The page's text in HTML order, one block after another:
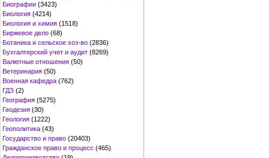
Биографии (3423)
Биология (4214)
Биология и химия (1518)
Биржевое дело (68)
Ботаника и сельское хоз-во (2836)
Бухгалтерский учет и аудит (8269)
Валютные отношения (50)
Ветеринария (50)
Военная кафедра (762)
ГДЗ (2)
География (5275)
Геодезия (30)
Геология (1222)
Геополитика (43)
Государство и право (20403)
Гражданское право и процесс (465)